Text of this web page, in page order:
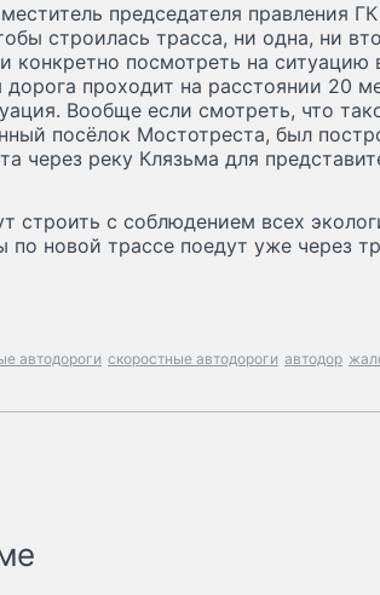
председателя правления
строилась трасса, ни одна, ни
конкретно посмотреть на ситуацию
проходит на расстоянии 20
Вообще если смотреть, что
посёлок Мостотреста, был
через реку Клязьма для
строить с соблюдением всех
новой трассе поедут уже через
автодороги скоростные автодороги автодор